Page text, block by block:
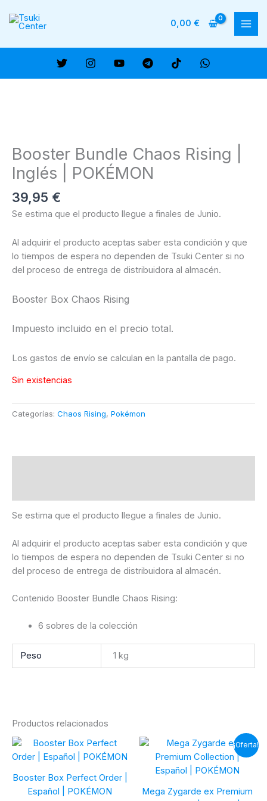
0,00 €
Booster Bundle Chaos Rising |
Inglés | POKÉMON
39,95 €
Se estima que el producto llegue a finales de Junio.
Al adquirir el producto aceptas saber esta condición y que
lo tiempos de espera no dependen de Tsuki Center si no
del proceso de entrega de distribuidora al almacén.
Booster Box Chaos Rising
Impuesto incluido en el precio total.
Los gastos de envío se calculan en la pantalla de pago.
Sin existencias
Categorías: Chaos Rising, Pokémon
Se estima que el producto llegue a finales de Junio.
Al adquirir el producto aceptas saber esta condición y que
lo tiempos de espera no dependen de Tsuki Center si no
del proceso de entrega de distribuidora al almacén.
Contenido Booster Bundle Chaos Rising:
6 sobres de la colección
Peso 1 kg
Productos relacionados
Booster Box Perfect Order |
Español | POKÉMON
¡Oferta!
Mega Zygarde ex Premium